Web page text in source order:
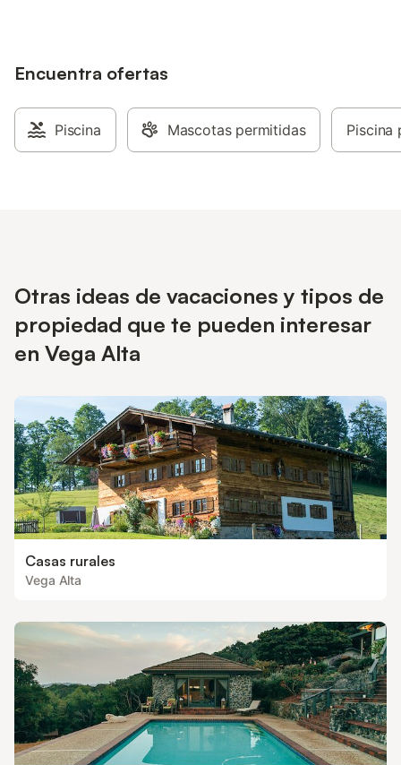
de parrillas reutilizables compartidas. Si
personal, le recomendamos que traiga la
suya propia.
Encuentra ofertas
Piscina Mascotas permitidas Piscina
Otras ideas de vacaciones y tipos de
propiedad que te pueden interesar
en Vega Alta
Casas rurales
Vega Alta